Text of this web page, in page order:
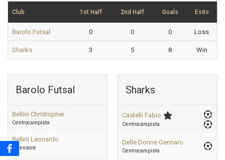
Club 1st Half 2nd Half Goals Esito
Barolo Futsal 0 0 0 Loss
Sharks 3 5 8 Win
Barolo Futsal
Bellini Christopher
Centrocampista
Bellini Leonardo
Difensore
Sharks
Castelli Fabio
Centrocampista
Delle Donne Gennaro
Centrocampista